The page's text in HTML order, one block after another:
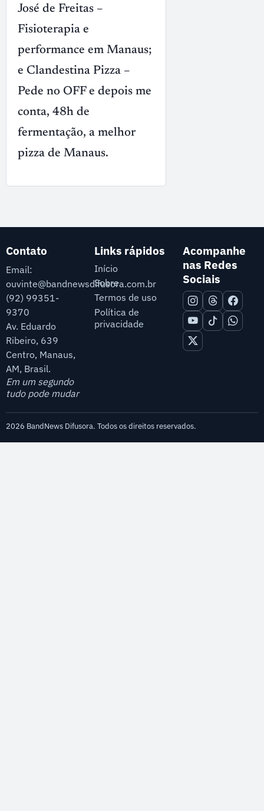
José de Freitas –
Fisioterapia e
performance em Manaus;
e Clandestina Pizza –
Pede no OFF e depois me
conta, 48h de
fermentação, a melhor
pizza de Manaus.
Contato
Email:
ouvinte@bandnewsdifusora.com.br
(92) 99351-
9370
Av. Eduardo
Ribeiro, 639
Centro, Manaus,
AM, Brasil.
Em um segundo
tudo pode mudar
Links rápidos
Início
Sobre
Termos de uso
Política de
privacidade
Acompanhe
nas Redes
Sociais
2026 BandNews Difusora. Todos os direitos reservados.